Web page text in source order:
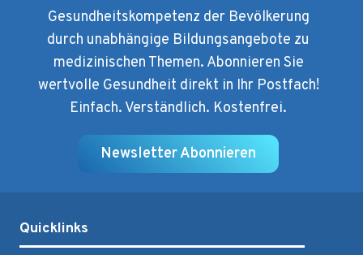
Gesundheitskompetenz der Bevölkerung
durch unabhängige Bildungsangebote zu
medizinischen Themen. Abonnieren Sie
wertvolle Gesundheit direkt in Ihr Postfach!
Einfach. Verständlich. Kostenfrei.
Newsletter Abonnieren
Quicklinks